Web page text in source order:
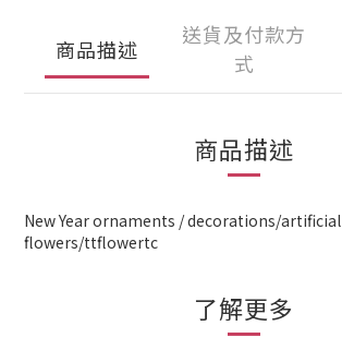
商品描述
送貨及付款方
式
商品描述
New Year ornaments / decorations/artificial
flowers/ttflowertc
了解更多